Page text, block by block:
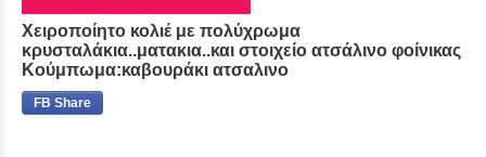
Χειροποίητο κολιέ με πολύχρωμα
κρυσταλάκια..ματακια..και στοιχείο ατσάλινο φοίνικας
Κούμπωμα:καβουράκι ατσαλινο
FB Share